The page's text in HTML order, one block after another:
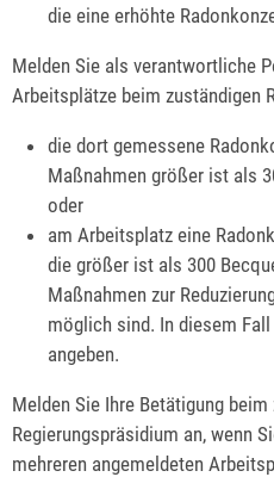
die eine erhöhte
Melden Sie als verantwortliche
Arbeitsplätze beim zuständigen
die dort gemessene
Maßnahmen größer ist als
oder
am Arbeitsplatz eine
die größer ist als 300
Maßnahmen zur
möglich sind. In diesem
angeben.
Melden Sie Ihre Betätigung beim
Regierungspräsidium an, wenn
mehreren angemeldeten